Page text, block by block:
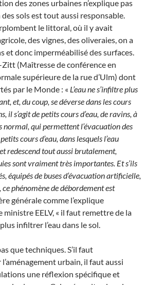
des zones urbaines n’explique pas
sols est tout aussi responsable.
le littoral, où il y avait
des vignes, des oliveraies, on a
et donc imperméabilisé des surfaces.
(Maîtresse de conférence en
supérieure de la rue d’Ulm) dont
par le Monde : « L’eau ne s’infiltre plus
et, du coup, se déverse dans les cours
il s’agit de petits cours d’eau, de ravins, à
normal, qui permettent l’évacuation des
cours d’eau, dans lesquels l’eau
redescend tout aussi brutalement,
sont vraiment très importantes. Et s’ils
équipés de buses d’évacuation artificielle,
phénomène de débordement est
générale comme l’explique
EELV, « il faut remettre de la
infiltrer l’eau dans le sol.
que techniques. S’il faut
urbain, il faut aussi
une réflexion spécifique et